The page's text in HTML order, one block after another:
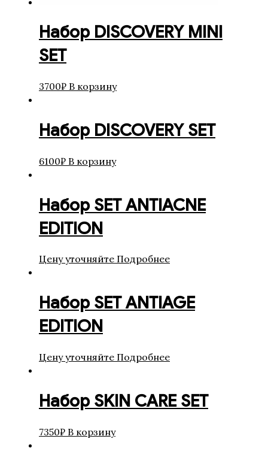
Набор DISCOVERY MINI
SET
3700₽ В корзину
Набор DISCOVERY SET
6100₽ В корзину
Набор SET ANTIACNE
EDITION
Цену уточняйте Подробнее
Набор SET ANTIAGE
EDITION
Цену уточняйте Подробнее
Набор SKIN CARE SET
7350₽ В корзину